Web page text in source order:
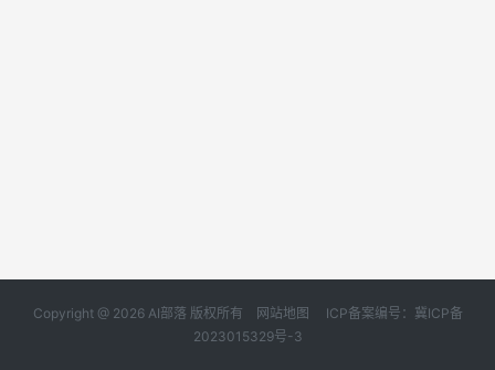
Copyright @ 2026 AI部落 版权所有 网站地图
ICP备案编号：冀ICP备
2023015329号-3